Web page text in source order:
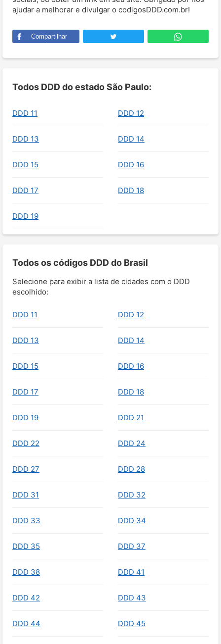
ajudar a melhorar e divulgar o codigosDDD.com.br!
Compartilhar
Todos DDD do estado São Paulo:
DDD 11 DDD 12
DDD 13 DDD 14
DDD 15 DDD 16
DDD 17 DDD 18
DDD 19
Todos os códigos DDD do Brasil
Selecione para exibir a lista de cidades com o DDD
escolhido:
DDD 11 DDD 12
DDD 13 DDD 14
DDD 15 DDD 16
DDD 17 DDD 18
DDD 19 DDD 21
DDD 22 DDD 24
DDD 27 DDD 28
DDD 31 DDD 32
DDD 33 DDD 34
DDD 35 DDD 37
DDD 38 DDD 41
DDD 42 DDD 43
DDD 44 DDD 45